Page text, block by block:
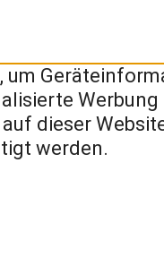
dieser
werden.